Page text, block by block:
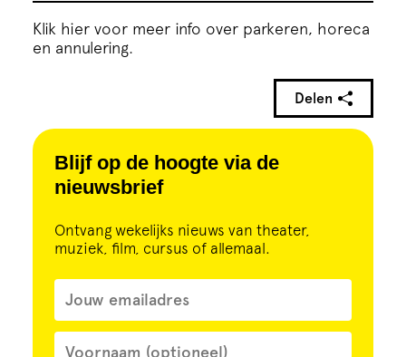
Blijf op de hoogte via de
nieuwsbrief
Ontvang wekelijks nieuws van theater,
muziek, film, cursus of allemaal.
Klik hier voor meer info over parkeren, horeca
en annulering.
Delen